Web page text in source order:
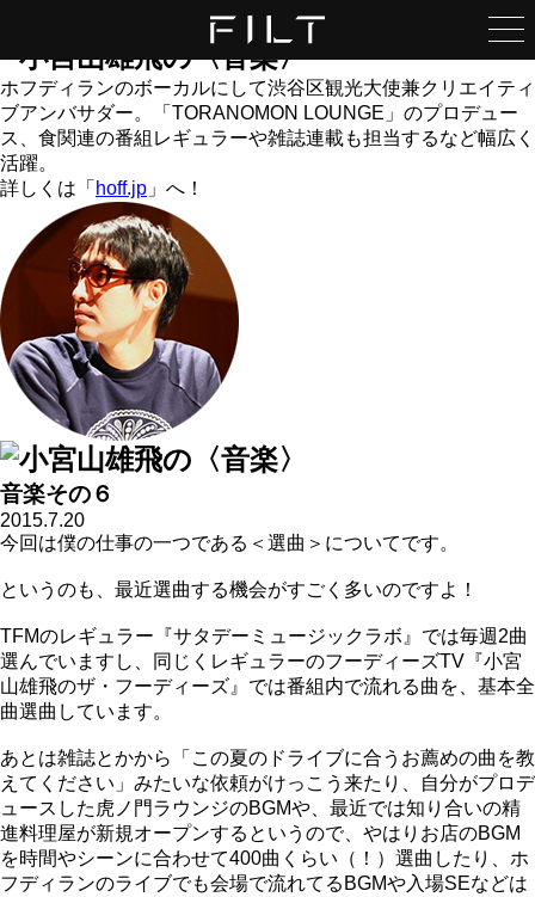
いつもの島で語り尽くす、
大人の軽やかな遊び方。
俳優・哀川 翔 × 俳優・原田龍二
生き方さがしの道しるべ
作家・佐藤優×チームみらい党首・安野貴博
うつしだすこと
映画監督・三島有紀子
愛と平和の1時間
俳優・原田龍二
フィルモぐらし
映画監督・白石和彌
侠の仕事と人生と
俳優・本宮泰風
30秒マナー動画集
バックナンバー お問い合わせ / FILTとは
ホフディランのボーカルにして渋谷区観光大使兼クリエイティ
ブアンバサダー。「TORANOMON LOUNGE」のプロデュー
ス、食関連の番組レギュラーや雑誌連載も担当するなど幅広く
活躍。
詳しくは「 hoff.jp 」へ！
音楽その６
2015.7.20
今回は僕の仕事の一つである＜選曲＞についてです。
というのも、最近選曲する機会がすごく多いのですよ！
TFMのレギュラー『サタデーミュージックラボ』では毎週2曲
選んでいますし、同じくレギュラーのフーディーズTV『小宮
山雄飛のザ・フーディーズ』では番組内で流れる曲を、基本全
曲選曲しています。
あとは雑誌とかから「この夏のドライブに合うお薦めの曲を教
えてください」みたいな依頼がけっこう来たり、自分がプロデ
ュースした虎ノ門ラウンジのBGMや、最近では知り合いの精
進料理屋が新規オープンするというので、やはりお店のBGM
を時間やシーンに合わせて400曲くらい（！）選曲したり、ホ
フディランのライブでも会場で流れてるBGMや入場SEなどは